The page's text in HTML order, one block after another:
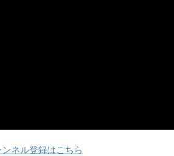
ネル登録はこちら